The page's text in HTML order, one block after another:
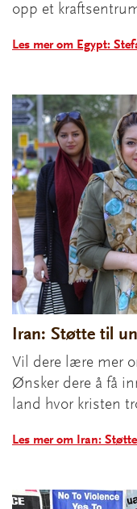
opp et
Les mer om Egypt:
Iran: Støtte til
Vil dere lære mer
Ønsker dere å få
land hvor kristen
Les mer om Iran: